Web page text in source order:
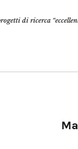
di ricerca